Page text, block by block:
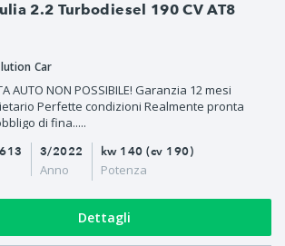
2.2 Turbodiesel 190 CV AT8
Car
AUTO NON POSSIBILE! Garanzia 12 mesi
Perfette condizioni Realmente pronta
di fina.....
3/2022
Anno
kw 140 (cv 190)
Potenza
Dettagli